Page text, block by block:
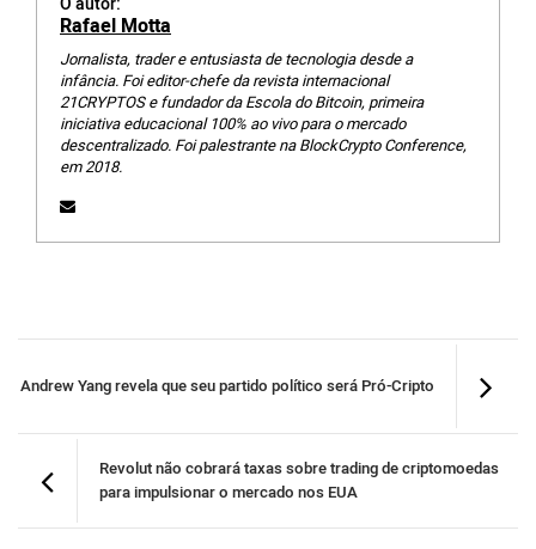
Rafael Motta
Jornalista, trader e entusiasta de tecnologia desde a
infância. Foi editor-chefe da revista internacional
21CRYPTOS e fundador da Escola do Bitcoin, primeira
iniciativa educacional 100% ao vivo para o mercado
descentralizado. Foi palestrante na BlockCrypto Conference,
em 2018.
Andrew Yang revela que seu partido político será Pró-Cripto
Revolut não cobrará taxas sobre trading de criptomoedas
para impulsionar o mercado nos EUA